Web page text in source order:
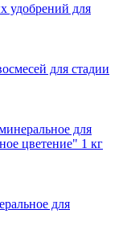
удобрений для
для стадии
для
цветение" 1 кг
для